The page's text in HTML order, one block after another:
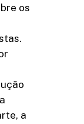
os
a